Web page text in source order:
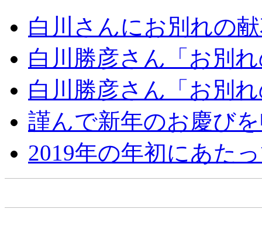
白川さんにお別れの
白川勝彦さん「お別
白川勝彦さん「お別
謹んで新年のお慶び
2019年の年初にあた